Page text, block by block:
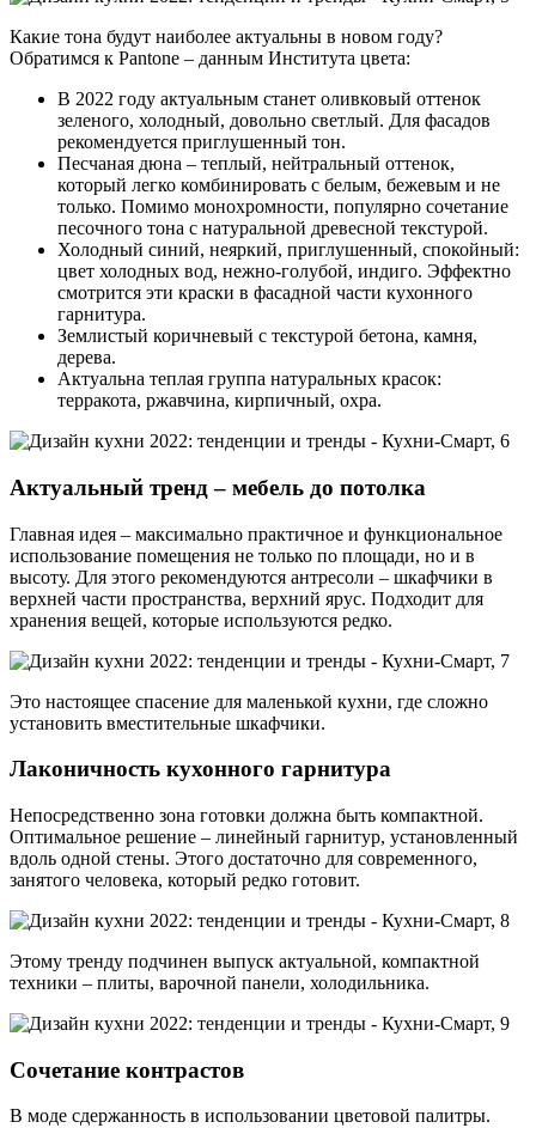
Какие тона будут наиболее актуальны в новом году?
Обратимся к Pantone – данным Института цвета:
В 2022 году актуальным станет оливковый оттенок
зеленого, холодный, довольно светлый. Для фасадов
рекомендуется приглушенный тон.
Песчаная дюна – теплый, нейтральный оттенок,
который легко комбинировать с белым, бежевым и не
только. Помимо монохромности, популярно сочетание
песочного тона с натуральной древесной текстурой.
Холодный синий, неяркий, приглушенный, спокойный:
цвет холодных вод, нежно-голубой, индиго. Эффектно
смотрится эти краски в фасадной части кухонного
гарнитура.
Землистый коричневый с текстурой бетона, камня,
дерева.
Актуальна теплая группа натуральных красок:
терракота, ржавчина, кирпичный, охра.
Актуальный тренд – мебель до потолка
Главная идея – максимально практичное и функциональное
использование помещения не только по площади, но и в
высоту. Для этого рекомендуются антресоли – шкафчики в
верхней части пространства, верхний ярус. Подходит для
хранения вещей, которые используются редко.
Это настоящее спасение для маленькой кухни, где сложно
установить вместительные шкафчики.
Лаконичность кухонного гарнитура
Непосредственно зона готовки должна быть компактной.
Оптимальное решение – линейный гарнитур, установленный
вдоль одной стены. Этого достаточно для современного,
занятого человека, который редко готовит.
Этому тренду подчинен выпуск актуальной, компактной
техники – плиты, варочной панели, холодильника.
Сочетание контрастов
В моде сдержанность в использовании цветовой палитры.